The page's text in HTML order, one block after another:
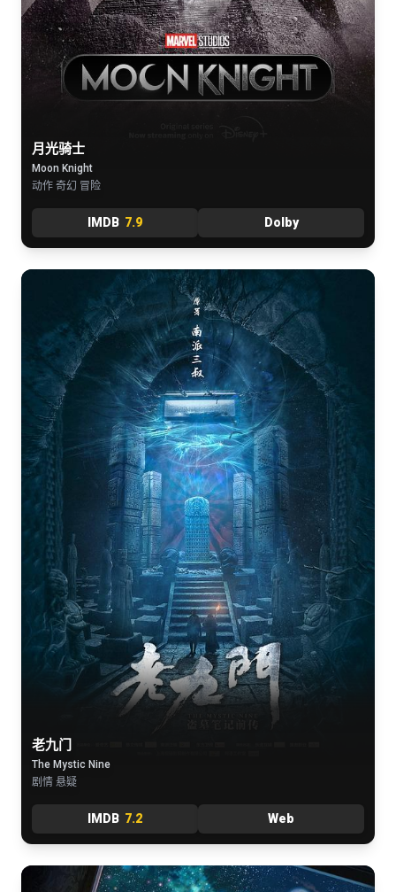
月光骑士
Moon Knight
动作 奇幻 冒险
IMDB 7.9 Dolby
老九门
The Mystic Nine
剧情 悬疑
IMDB 7.2 Web